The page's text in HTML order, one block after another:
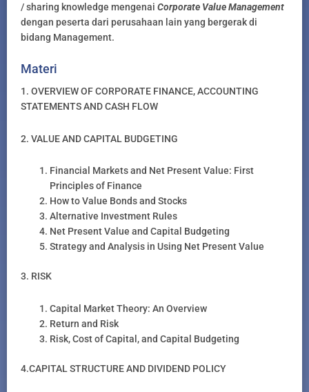
/ sharing knowledge mengenai Corporate Value Management
dengan peserta dari perusahaan lain yang bergerak di
bidang Management.
Materi
1. OVERVIEW OF CORPORATE FINANCE, ACCOUNTING
STATEMENTS AND CASH FLOW
2. VALUE AND CAPITAL BUDGETING
Financial Markets and Net Present Value: First
Principles of Finance
How to Value Bonds and Stocks
Alternative Investment Rules
Net Present Value and Capital Budgeting
Strategy and Analysis in Using Net Present Value
3. RISK
Capital Market Theory: An Overview
Return and Risk
Risk, Cost of Capital, and Capital Budgeting
4.CAPITAL STRUCTURE AND DIVIDEND POLICY